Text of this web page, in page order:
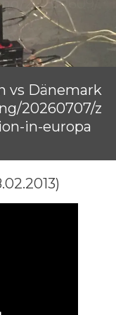
vs Dänemark
20260707/z
in-europa